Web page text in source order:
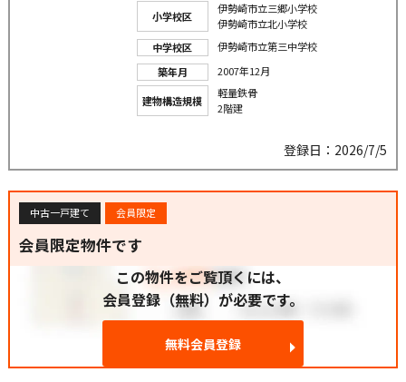
小学校区
伊勢崎市立三郷小学校
伊勢崎市立北小学校
中学校区
伊勢崎市立第三中学校
築年月
2007年12月
建物構造規模
軽量鉄骨
2階建
登録日：2026/7/5
中古一戸建て 会員限定
会員限定物件です
この物件をご覧頂くには、
会員登録（無料）が必要です。
無料会員登録